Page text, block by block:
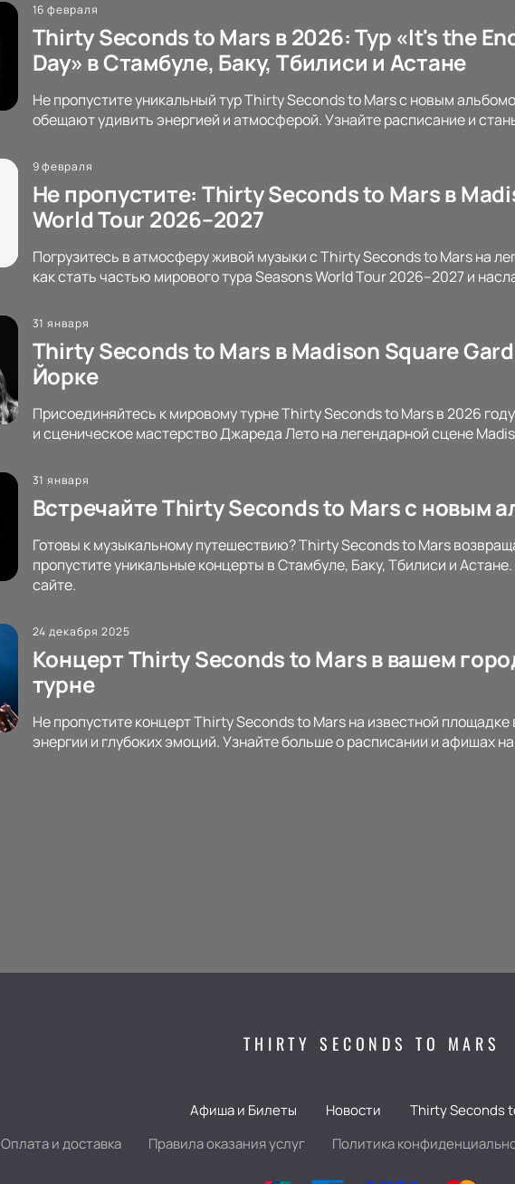
16 февраля
Thirty Seconds to Mars в 2026: Тур «It's the
Day» в Стамбуле, Баку, Тбилиси и Астане
Не пропустите уникальный тур Thirty Seconds to Mars с новым
обещают удивить энергией и атмосферой. Узнайте расписание и
9 февраля
Не пропустите: Thirty Seconds to Mars в
World Tour 2026–2027
Погрузитесь в атмосферу живой музыки с Thirty Seconds to Mars на
как стать частью мирового тура Seasons World Tour 2026–2027 и
31 января
Thirty Seconds to Mars в Madison Square
Йорке
Присоединяйтесь к мировому турне Thirty Seconds to Mars в 2026
и сценическое мастерство Джареда Лето на легендарной сцене
31 января
Встречайте Thirty Seconds to Mars с новым
Готовы к музыкальному путешествию? Thirty Seconds to Mars
пропустите уникальные концерты в Стамбуле, Баку, Тбилиси и
сайте.
24 декабря 2025
Концерт Thirty Seconds to Mars в вашем
турне
Не пропустите концерт Thirty Seconds to Mars на известной
энергии и глубоких эмоций. Узнайте больше о расписании и афишах
THIRTY SECONDS TO MARS
Афиша и Билеты Новости
Thirty Seconds
Оплата и доставка Правила оказания услуг Политика